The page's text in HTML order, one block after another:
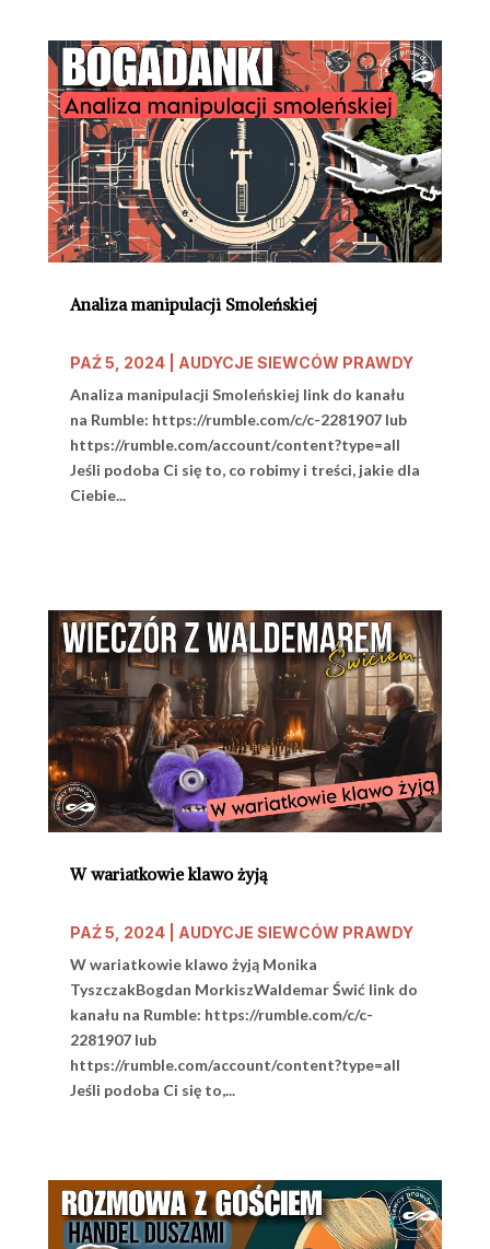
Analiza manipulacji Smoleńskiej
PAŹ 5, 2024| AUDYCJE SIEWCÓW PRAWDY
Analiza manipulacji Smoleńskiej link do kanału
na Rumble: https://rumble.com/c/c-2281907 lub
https://rumble.com/account/content?type=all
Jeśli podoba Ci się to, co robimy i treści, jakie dla
Ciebie...
W wariatkowie klawo żyją
PAŹ 5, 2024| AUDYCJE SIEWCÓW PRAWDY
W wariatkowie klawo żyją Monika
TyszczakBogdan MorkiszWaldemar Świć link do
kanału na Rumble: https://rumble.com/c/c-
2281907 lub
https://rumble.com/account/content?type=all
Jeśli podoba Ci się to,...